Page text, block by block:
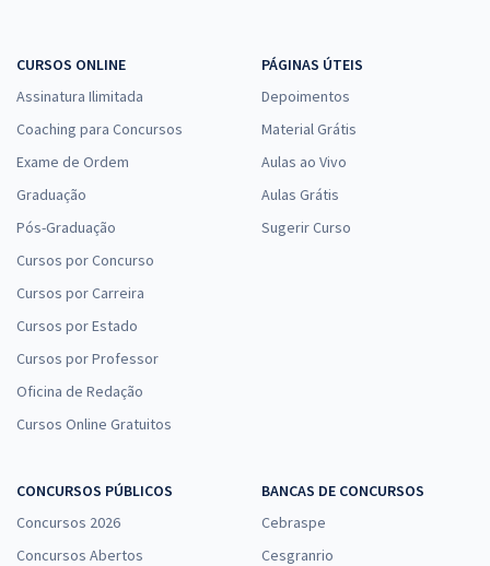
CURSOS ONLINE
Assinatura Ilimitada
Coaching para Concursos
Exame de Ordem
Graduação
Pós-Graduação
Cursos por Concurso
Cursos por Carreira
Cursos por Estado
Cursos por Professor
Oficina de Redação
Cursos Online Gratuitos
PÁGINAS ÚTEIS
Depoimentos
Material Grátis
Aulas ao Vivo
Aulas Grátis
Sugerir Curso
CONCURSOS PÚBLICOS
Concursos 2026
Concursos Abertos
BANCAS DE CONCURSOS
Cebraspe
Cesgranrio